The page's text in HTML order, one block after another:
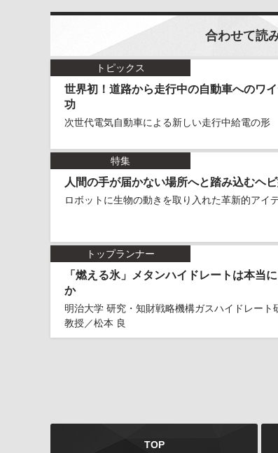
合わせて読
トピックス
世界初！道路から走行中の自動車へのワ
功
次世代電気自動車による新しい走行中給電の形
特集
人間の手が届かない場所へと踏み込むヘ
ロボットに生物の動きを取り入れた革新的アイ
トップランナー
「燃える氷」メタンハイドレートは本当
か
明治大学 研究・知財戦略機構ガスハイドレート
教授／松本 良
TOP